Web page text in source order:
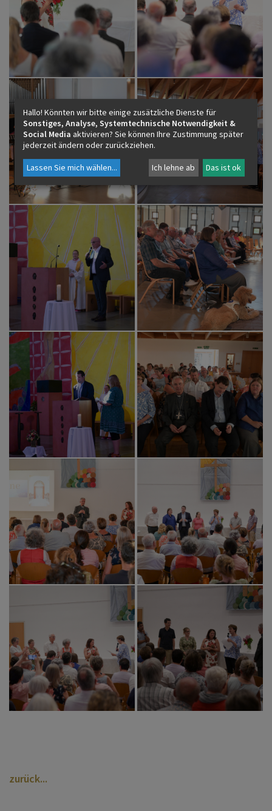
zurück
Hallo! Könnten wir bitte einige zusätzliche Dienste für
Sonstiges, Analyse, Systemtechnische Notwendigkeit &
Social Media aktivieren? Sie können Ihre Zustimmung später
jederzeit ändern oder zurückziehen.
Lassen Sie mich wählen... Ich lehne ab Das ist ok